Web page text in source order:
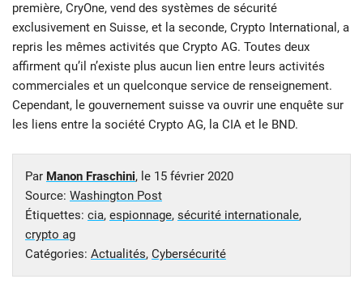
première, CryOne, vend des systèmes de sécurité
exclusivement en Suisse, et la seconde, Crypto International, a
repris les mêmes activités que Crypto AG. Toutes deux
affirment qu’il n’existe plus aucun lien entre leurs activités
commerciales et un quelconque service de renseignement.
Cependant, le gouvernement suisse va ouvrir une enquête sur
les liens entre la société Crypto AG, la CIA et le BND.
Par Manon Fraschini, le 15 février 2020
Source: Washington Post
Étiquettes: cia, espionnage, sécurité internationale,
crypto ag
Catégories: Actualités, Cybersécurité